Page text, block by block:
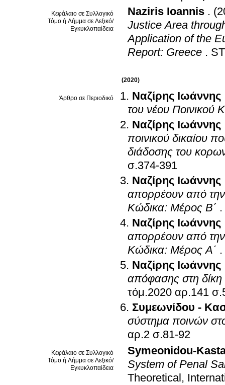
Κεφάλαιο σε Συλλογικό
Τόμο ή Λήμμα σε Λεξικό/
Εγκυκλοπαίδεια
Naziris Ioannis .
Justice Area
Application of the
Report: Greece .
(2020)
Άρθρο σε Περιοδικό Ναζίρης Ιωάννης
του νέου Ποινικού
Ναζίρης Ιωάννης
ποινικού δικαίου
διάδοσης του
σ.374-391
Ναζίρης Ιωάννης
απορρέουν από την
Κώδικα: Μέρος Β΄ .
Ναζίρης Ιωάννης
απορρέουν από την
Κώδικα: Μέρος Α΄ .
Ναζίρης Ιωάννης
απόφασης στη
Συμεωνίδου -
σύστημα ποινών στο
αρ.2 σ.81-92
Κεφάλαιο σε Συλλογικό
Τόμο ή Λήμμα σε Λεξικό/
Εγκυκλοπαίδεια
Symeonidou-
System of Penal
Theoretical,